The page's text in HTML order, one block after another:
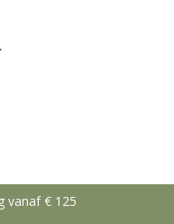
vanaf € 125